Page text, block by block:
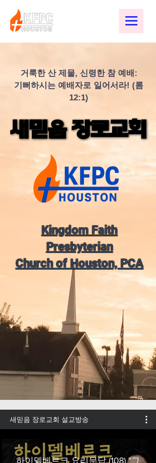
거룩한 산 제물, 신령한 참 예배:
기뻐하시는 예배자로 일어서라! (롬
12:1)
새믿음 장로교회
새믿음 장로교회
Kingdom Faith
Presbyterian
Church of Houston, PCA
새믿음 장로교회 설교방송
하이델베르크 요리문답 (108) "그